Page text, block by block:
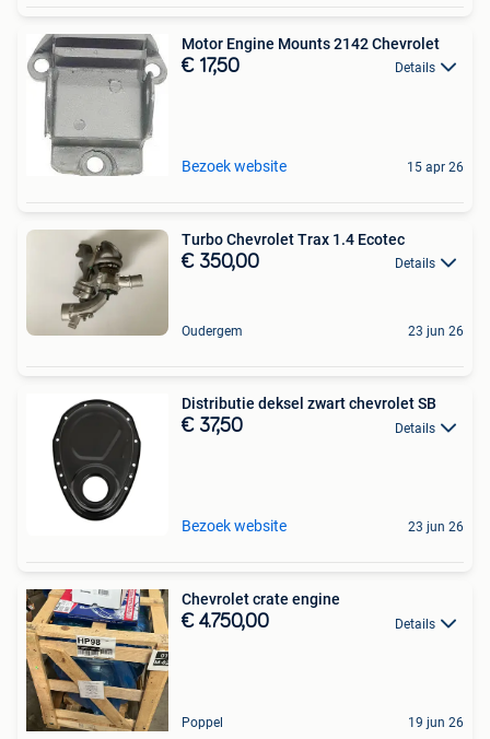
Motor Engine Mounts 2142 Chevrolet
€ 17,50 Details
Bezoek website 15 apr 26
Turbo Chevrolet Trax 1.4 Ecotec
€ 350,00 Details
Oudergem 23 jun 26
Distributie deksel zwart chevrolet SB
€ 37,50 Details
Bezoek website 23 jun 26
Chevrolet crate engine
€ 4.750,00 Details
Poppel 19 jun 26